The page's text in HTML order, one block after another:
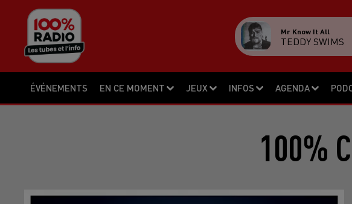
ÉVÉNEMENTS EN CE MOMENT JEUX INFOS AGENDA
Mr Know It All
TEDDY SWIMS
100%